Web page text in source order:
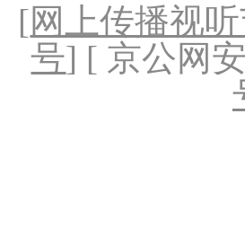
[网上传播视
号] [ 京公网